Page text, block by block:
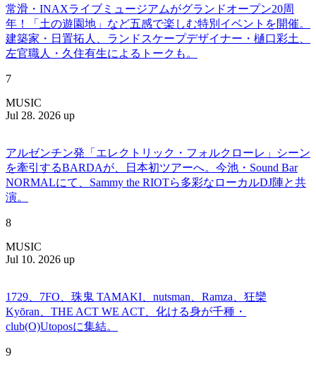
常滑・INAXライブミュージアムがグランドオープン20周
年！「土の遊園地」など五感で楽しむ特別イベントを開催。
建築家・日置拓人、ランドスケープデザイナー・樋口彩土、
左官職人・久住有生によるトークも。
7
MUSIC
Jul 28. 2026 up
アルゼンチン発「エレクトリック・フォルクローレ」シーン
を牽引するBARDAが、日本初ツアーへ。今池・Sound Bar
NORMALにて、Sammy the RIOTら多彩なローカルDJ陣と共
演。
8
MUSIC
Jul 10. 2026 up
1729、7FO、珠鬼 TAMAKI、nutsman、Ramza、狂欒
Kyōran、THE ACT WE ACT、化ける身が千種・
club(O)Utoposに集結。
9